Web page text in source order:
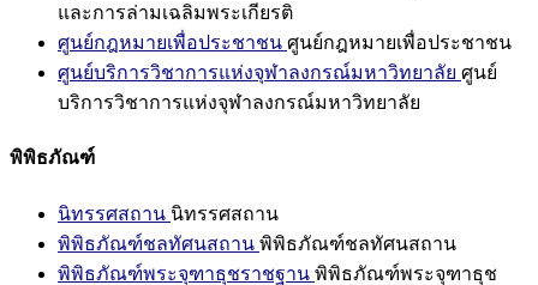
และการล่ามเฉลิมพระเกียรติ
ศูนย์กฎหมายเพื่อประชาชน ศูนย์กฎหมายเพื่อประชาชน
ศูนย์บริการวิชาการแห่งจุฬาลงกรณ์มหาวิทยาลัย ศูนย์
บริการวิชาการแห่งจุฬาลงกรณ์มหาวิทยาลัย
พิพิธภัณฑ์
นิทรรศสถาน นิทรรศสถาน
พิพิธภัณฑ์ชลทัศนสถาน พิพิธภัณฑ์ชลทัศนสถาน
พิพิธภัณฑ์พระจุฑาธุชราชฐาน พิพิธภัณฑ์พระจุฑาธุช